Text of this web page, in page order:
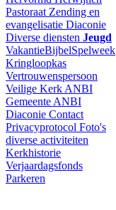
Pastoraat Zending en
evangelisatie Diaconie
Diverse diensten Jeugd
VakantieBijbelSpelweek
Kringloopkas
Vertrouwenspersoon
Veilige Kerk ANBI
Gemeente ANBI
Diaconie Contact
Privacyprotocol Foto's
diverse activiteiten
Kerkhistorie
Verjaardagsfonds
Parkeren